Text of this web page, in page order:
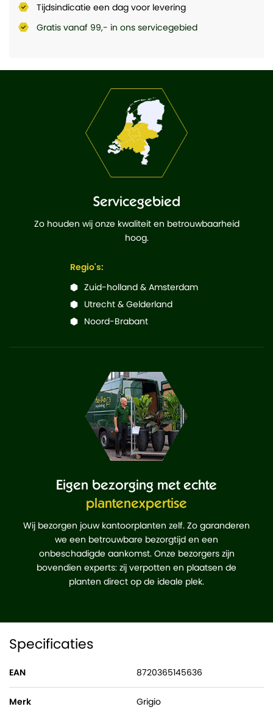
Tijdsindicatie een dag voor levering
Gratis vanaf 99,- in ons servicegebied
Servicegebied
Zo houden wij onze kwaliteit en betrouwbaarheid
hoog.
Regio's:
Zuid-holland & Amsterdam
Utrecht & Gelderland
Noord-Brabant
Eigen bezorging met echte
plantenexpertise
Wij bezorgen jouw kantoorplanten zelf. Zo garanderen
we een betrouwbare bezorgtijd en een
onbeschadigde aankomst. Onze bezorgers zijn
bovendien experts: zij verpotten en plaatsen de
planten direct op de ideale plek.
Specificaties
EAN 8720365145636
Merk Grigio